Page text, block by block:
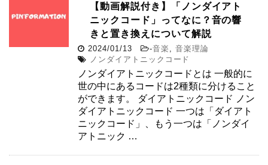
【動画解説付き】「ノンダイアト
ニックコード」ってなに？音の響
きと置き換えについて解説
2024/01/13 -音楽 ,音楽理論
ノンダイアトニックコード
ノンダイアトニックコードとは 一般的に
世の中にあるコードは2種類に分けること
ができます。 ダイアトニックコード ノン
ダイアトニックコード 一つは「ダイアト
ニックコード」、もう一つは「ノンダイ
アトニック …